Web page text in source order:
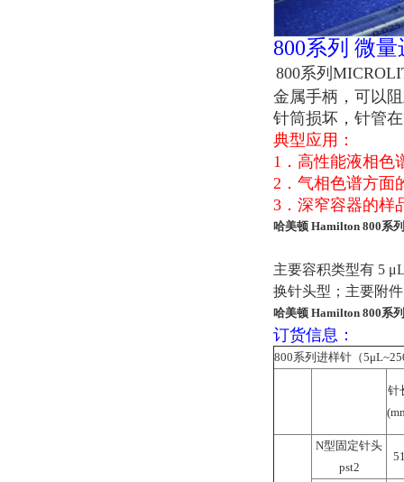
800系列 微
800系列
金属手柄，可以
针筒损坏，针管
典型应用：
1．高性能液相色
2．气相色谱方面
3．深窄容器的样
哈美顿 Hamilton 800系
主要容积类型有 5
换针头型；主要附
哈美顿 Hamilton 800系
订货信息：
800系列进样针（
针
N型固定针头
pst2